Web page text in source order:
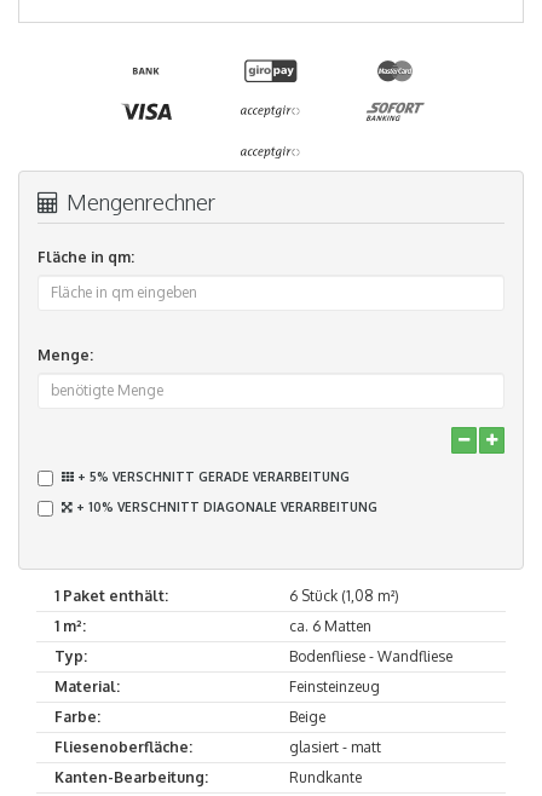
Mengenrechner
Fläche in qm:
Menge:
+ 5% VERSCHNITT GERADE VERARBEITUNG
+ 10% VERSCHNITT DIAGONALE VERARBEITUNG
1 Paket enthält:
6 Stück (1,08 m²)
1 m²:
ca. 6 Matten
Typ:
Bodenfliese - Wandfliese
Material:
Feinsteinzeug
Farbe:
Beige
Fliesenoberfläche:
glasiert - matt
Kanten-Bearbeitung:
Rundkante